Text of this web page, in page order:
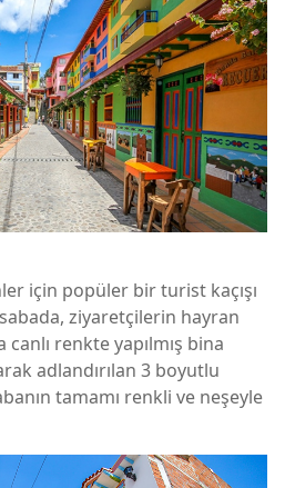
için popüler bir turist kaçışı
ziyaretçilerin hayran
renkte yapılmış bina
adlandırılan 3 boyutlu
tamamı renkli ve neşeyle